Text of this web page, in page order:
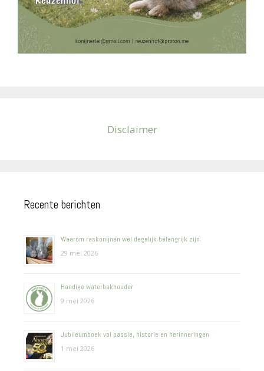
Disclaimer
Recente berichten
Waarom raskonijnen wel degelijk belangrijk zijn
29 mei 2026
Handige waterbakhouder
9 mei 2026
Jubileumboek vol passie, historie en herinneringen
1 mei 2026